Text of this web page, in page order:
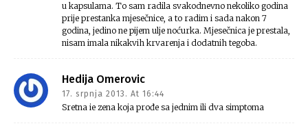
u kapsulama. To sam radila svakodnevno nekoliko godina
prije prestanka mjesečnice, a to radim i sada nakon 7
godina, jedino ne pijem ulje noćurka. Mjesečnica je prestala,
nisam imala nikakvih krvarenja i dodatnih tegoba.
Hedija Omerovic
17. srpnja 2013. At 16:44
Sretna ie zena koja prođe sa jednim ili dva simptoma